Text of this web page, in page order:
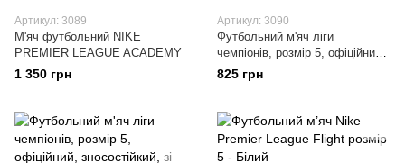
Артикул: 3089
М'яч футбольний NIKE
PREMIER LEAGUE ACADEMY
1 350 грн
Артикул: 3090
Футбольний м'яч ліги
чемпіонів, розмір 5, офіційний,
зносостійкий, зі штучної шкіри,
для футболу
825 грн